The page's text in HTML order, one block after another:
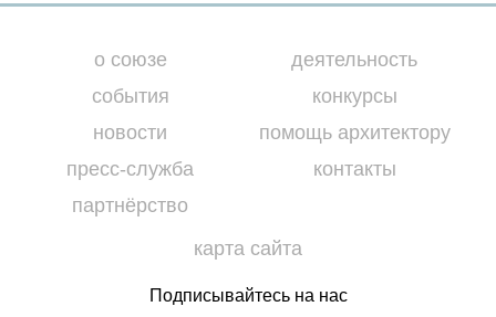
о союзе
события
новости
пресс-служба
партнёрство
деятельность
конкурсы
помощь архитектору
контакты
карта сайта
Подписывайтесь на нас